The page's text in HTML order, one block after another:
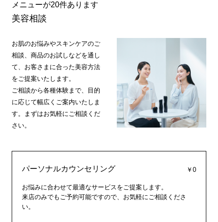
メニューが20件あります
美容相談
お肌のお悩みやスキンケアのご
相談、商品のお試しなどを通し
て、お客さまに合った美容方法
をご提案いたします。
ご相談から各種体験まで、目的
に応じて幅広くご案内いたしま
す。まずはお気軽にご相談くだ
さい。
パーソナルカウンセリング ￥0
お悩みに合わせて最適なサービスをご提案します。
来店のみでもご予約可能ですので、お気軽にご相談くださ
い。